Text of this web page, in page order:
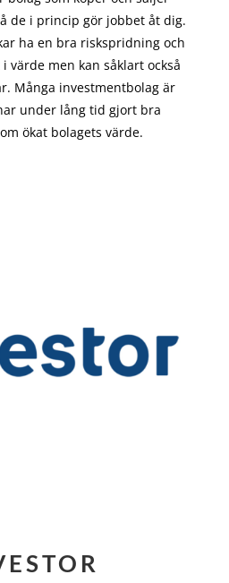
de i princip görjobbet åt dig.
ha en bra riskspridning och
värde men kan såklart också
Många investmentbolag är
under lång tid gjort bra
ökat bolagets värde.